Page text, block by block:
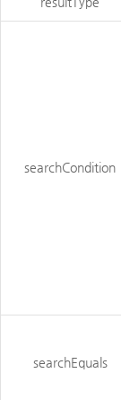
searchCondition
searchEquals